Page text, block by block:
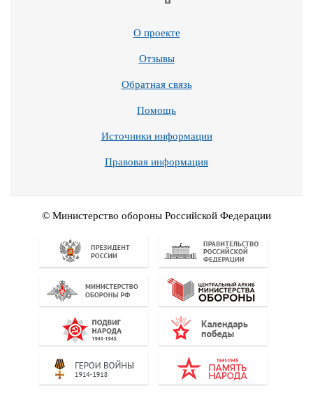
О проекте
Отзывы
Обратная связь
Помощь
Источники информации
Правовая информация
© Министерство обороны Российской Федерации